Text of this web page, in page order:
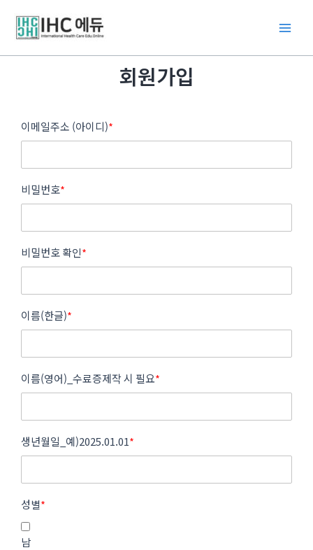
로
회원가입
이메일주소 (아이디)*
비밀번호*
비밀번호 확인*
이름(한글)*
이름(영어)_수료증제작 시 필요*
생년월일_예)2025.01.01*
성별*
남